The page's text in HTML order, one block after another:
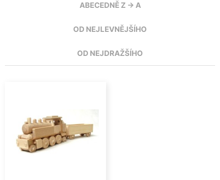
ABECEDNĚ Z -> A
OD NEJLEVNĚJŠÍHO
OD NEJDRAŽŠÍHO